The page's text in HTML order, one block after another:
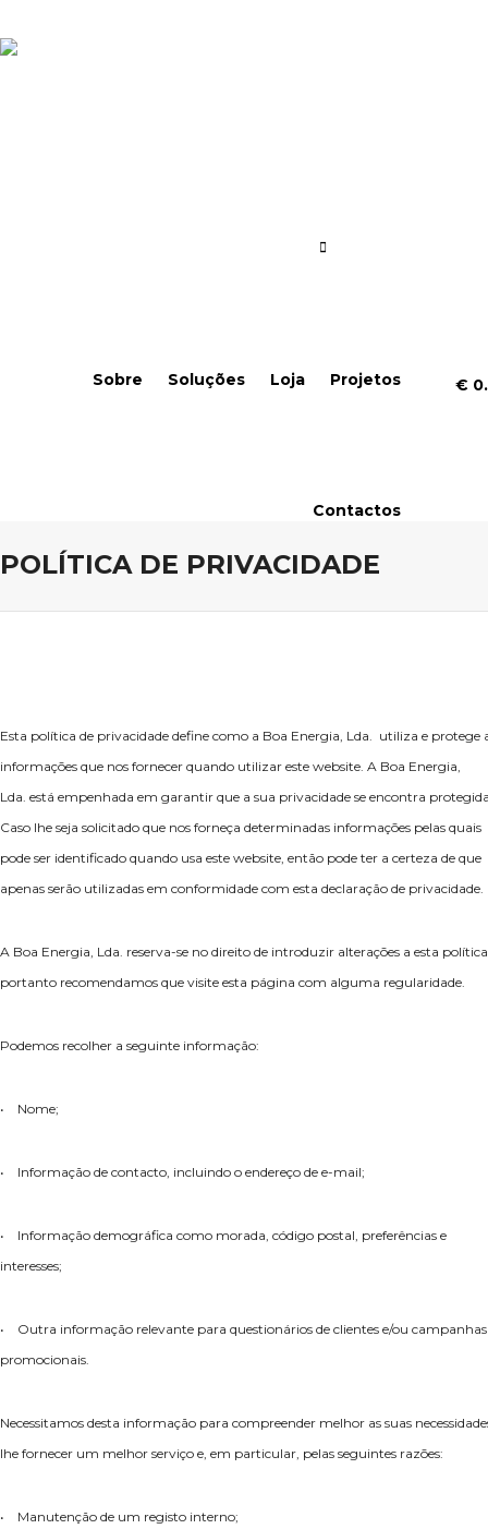
€
Sobre Soluções Loja Projetos
Contactos
POLÍTICA DE PRIVACIDADE
Esta política de privacidade define como a Boa Energia, Lda. utiliza e protege
informações que nos fornecer quando utilizar este website. A Boa Energia,
Lda. está empenhada em garantir que a sua privacidade se encontra
Caso lhe seja solicitado que nos forneça determinadas informações pelas quais
pode ser identificado quando usa este website, então pode ter a certeza de que
apenas serão utilizadas em conformidade com esta declaração de privacidade.
A Boa Energia, Lda. reserva-se no direito de introduzir alterações a esta
portanto recomendamos que visite esta página com alguma regularidade.
Podemos recolher a seguinte informação:
• Nome;
• Informação de contacto, incluindo o endereço de e-mail;
• Informação demográfica como morada, código postal, preferências e
interesses;
• Outra informação relevante para questionários de clientes e/ou campanhas
promocionais.
Necessitamos desta informação para compreender melhor as suas
lhe fornecer um melhor serviço e, em particular, pelas seguintes razões:
• Manutenção de um registo interno;